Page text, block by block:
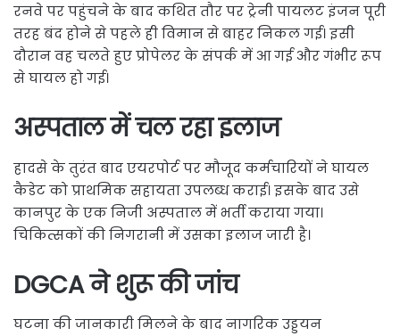
रनवे पर पहुंचने के बाद कथित तौर पर ट्रेनी पायलट इंजन पूरी
तरह बंद होने से पहले ही विमान से बाहर निकल गई। इसी
दौरान वह चलते हुए प्रोपेलर के संपर्क में आ गई और गंभीर रूप
से घायल हो गई।
अस्पताल में चल रहा इलाज
हादसे के तुरंत बाद एयरपोर्ट पर मौजूद कर्मचारियों ने घायल
कैडेट को प्राथमिक सहायता उपलब्ध कराई। इसके बाद उसे
कानपुर के एक निजी अस्पताल में भर्ती कराया गया।
चिकित्सकों की निगरानी में उसका इलाज जारी है।
DGCA ने शुरू की जांच
घटना की जानकारी मिलने के बाद नागरिक उड्डयन